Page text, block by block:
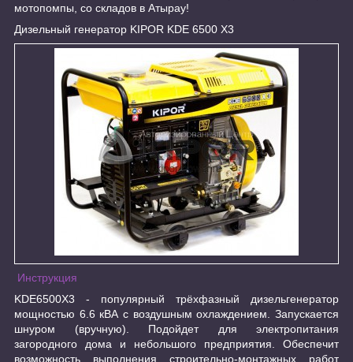
мотопомпы, со складов в Атырау!
Дизельный генератор KIPOR KDE 6500 X3
Инструкция
KDE6500X3 - популярный трёхфазный дизельгенератор
мощностью 6.6 кВА с воздушным охлаждением. Запускается
шнуром (вручную). Подойдет для электропитания
загородного дома и небольшого предприятия. Обеспечит
возможность выполнения строительно-монтажных работ